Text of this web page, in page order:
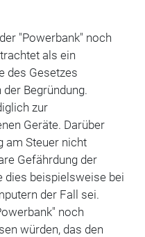
"Powerbank" noch
als ein
des Gesetzes
Begründung.
zur
Geräte. Darüber
am Steuer nicht
Gefährdung der
dies beispielsweise bei
der Fall sei.
noch
würden, das den